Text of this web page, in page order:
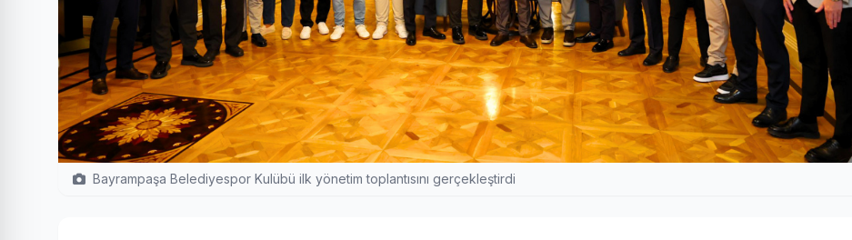
Bayrampaşa Belediyespor Kulübü ilk yönetim toplantısını gerçekleştirdi